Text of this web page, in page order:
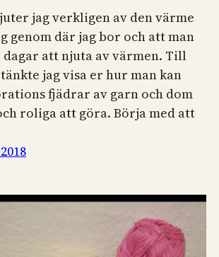
jag verkligen av den värme
genom där jag bor och att man
att njuta av värmen. Till
jag visa er hur man kan
fjädrar av garn och dom
roliga att göra. Börja med att